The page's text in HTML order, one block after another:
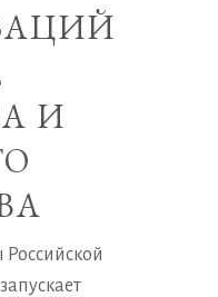
И